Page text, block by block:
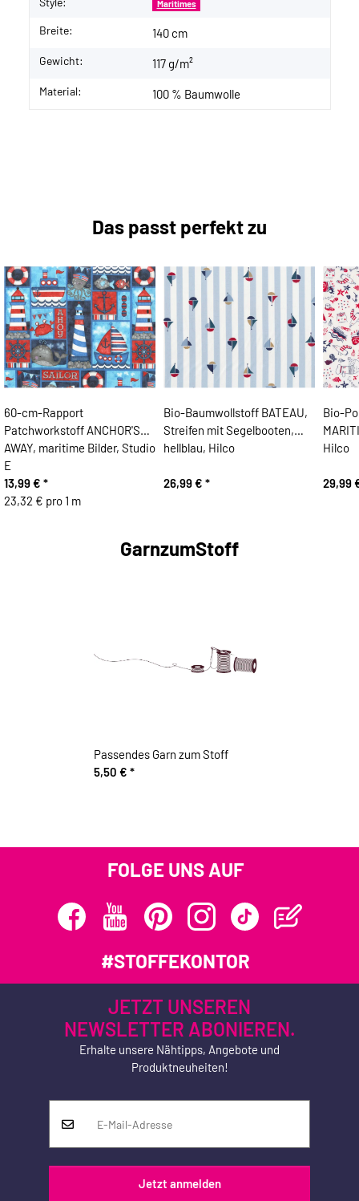
Maritimes
Breite: 140 cm
Gewicht: 117 g/m²
Material: 100 % Baumwolle
Das passt perfekt zu
60-cm-Rapport
Patchworkstoff ANCHOR'S
AWAY, maritime Bilder, Studio
E
13,99 € *
23,32 € pro 1 m
Bio-Baumwollstoff BATEAU,
Streifen mit Segelbooten,
hellblau, Hilco
26,99 € *
Bio-
Hilco
29,99
GarnzumStoff
Passendes Garn zum Stoff
5,50 € *
FOLGE UNS AUF
#STOFFEKONTOR
JETZT UNSEREN
NEWSLETTER ABONIEREN.
Erhalte unsere Nähtipps, Angebote und
Produktneuheiten!
Jetzt anmelden